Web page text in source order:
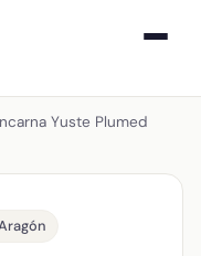
Yuste Plumed